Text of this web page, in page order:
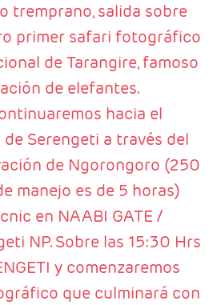
tremprano, salida sobre
primer safari fotográfico
de Tarangire, famoso
de elefantes.
hacia el
Serengeti a través del
de Ngorongoro (250
manejo es de 5 horas)
en NAABI GATE /
NP. Sobre las 15:30 Hrs
y comenzaremos
que culminará con